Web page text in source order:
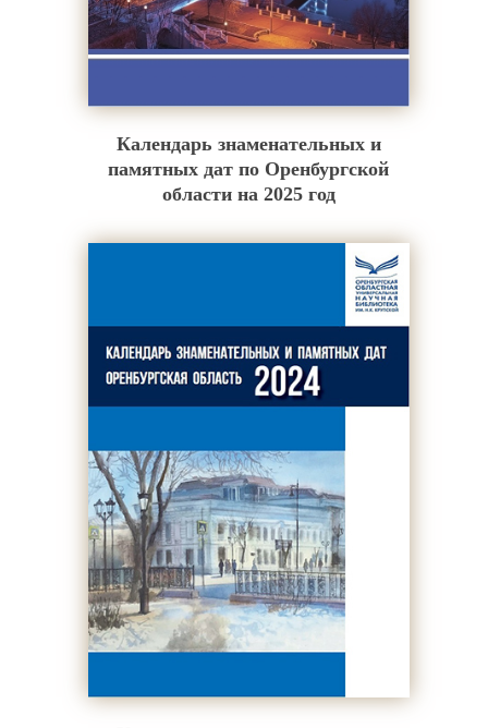
Календарь знаменательных и
памятных дат по Оренбургской
области на 2025 год